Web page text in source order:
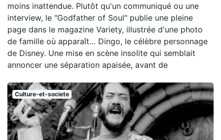
moins inattendue. Plutôt qu'un communiqué ou une
interview, le "Godfather of Soul" publie une pleine
page dans le magazine Variety, illustrée d'une photo
de famille où apparaît… Dingo, le célèbre personnage
de Disney. Une mise en scène insolite qui semblait
annoncer une séparation apaisée, avant de
Culture-et-societe